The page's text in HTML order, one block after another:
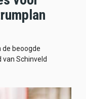
de beoogde
Schinveld